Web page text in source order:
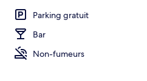
Parking gratuit
Bar
Non-fumeurs